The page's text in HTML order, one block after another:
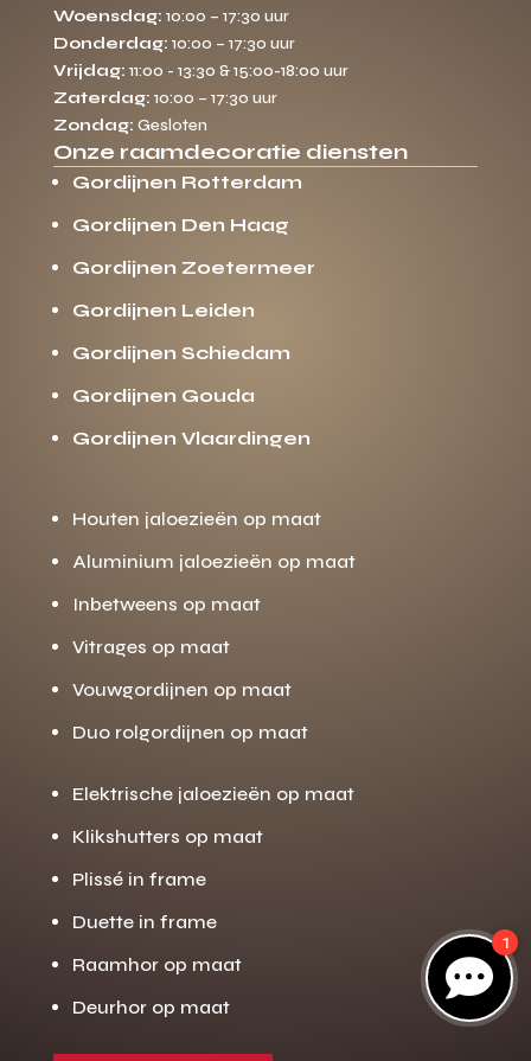
op maat?
Binnen 24 uur jouw gratis offerte
10 jaar garantie op de montage
Volledig ontzorgd
Wij werken landelijk
100+ stoffen
Gratis offerte
Woensdag: 10:00 – 17:30 uur
Donderdag: 10:00 – 17:30 uur
Vrijdag: 11:00 - 13:30 & 15:00-18:00 uur
Zaterdag: 10:00 – 17:30 uur
Zondag: Gesloten
Onze raamdecoratie diensten
Gordijnen Rotterdam
Gordijnen Den Haag
Gordijnen Zoetermeer
Gordijnen Leiden
Gordijnen Schiedam
Gordijnen Gouda
Gordijnen Vlaardingen
Houten jaloezieën op maat
Aluminium jaloezieën op maat
Inbetweens op maat
Vitrages op maat
Vouwgordijnen op maat
Duo rolgordijnen op maat
Elektrische jaloezieën op maat
Klikshutters op maat
Plissé in frame
Duette in frame
Raamhor op maat
Deurhor op maat

1